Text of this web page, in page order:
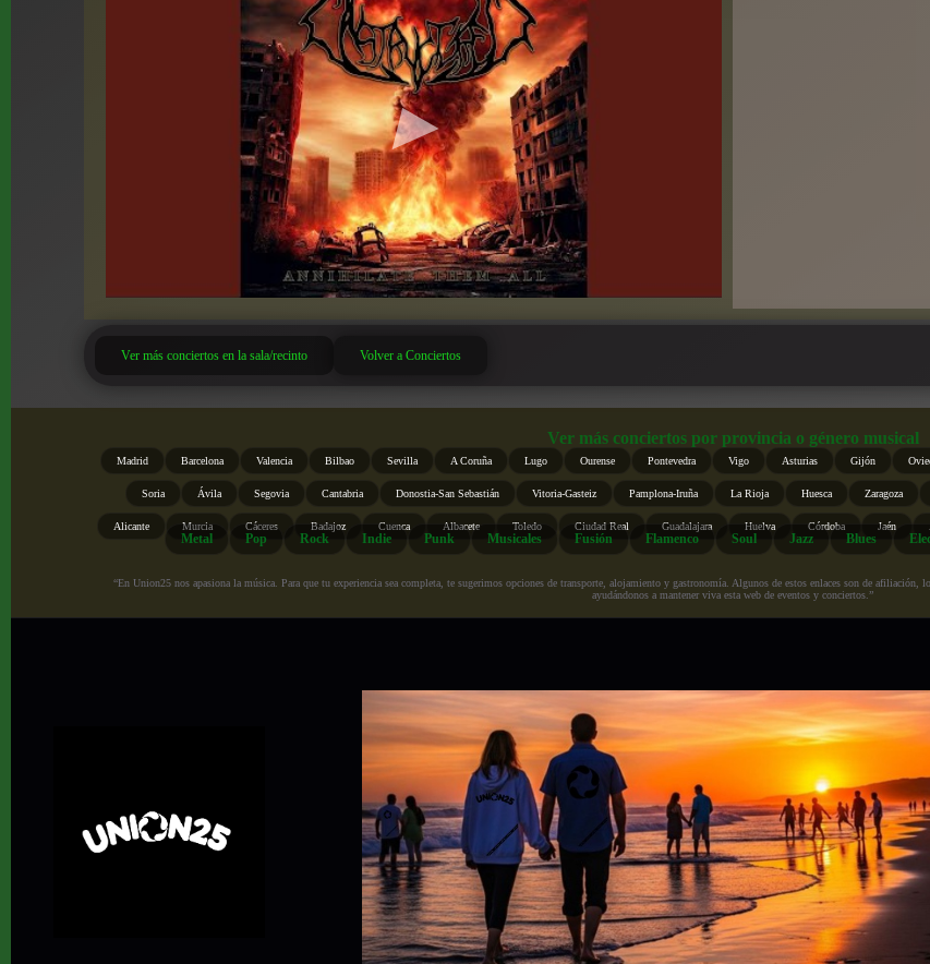
Ver más conciertos en la sala/recinto Volver a Conciertos
Ver más conciertos por provincia o género musical
Madrid Barcelona Valencia Bilbao Sevilla A Coruña Lugo Ourense Pontevedra Vigo Asturias Gijón
Soria Ávila Segovia Cantabria Donostia-San Sebastián Vitoria-Gasteiz Pamplona-Iruña La Rioja Huesca Zaragoza
Alicante Murcia Cáceres Badajoz Cuenca Albacete Toledo Ciudad Real Guadalajara Huelva Córdoba Jaén
Metal Pop Rock Indie Punk Musicales Fusión Flamenco Soul Jazz Blues
“En Union25 nos apasiona la música. Para que tu experiencia sea completa, te sugerimos opciones de transporte, alojamiento y gastronomía. Algunos de estos enlaces son de afiliación,
ayudándonos a mantener viva esta web de eventos y conciertos.”